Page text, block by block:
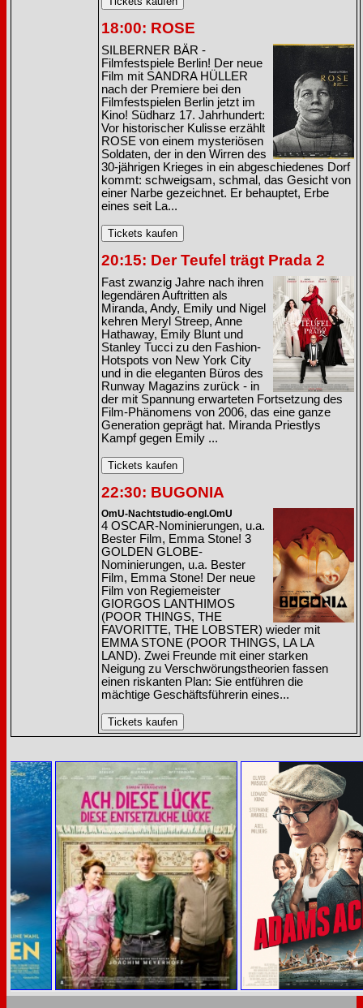
18:00: ROSE
SILBERNER BÄR -
Filmfestspiele Berlin! Der neue
Film mit SANDRA HÜLLER
nach der Premiere bei den
Filmfestspielen Berlin jetzt im
Kino! Südharz 17. Jahrhundert:
Vor historischer Kulisse erzählt
ROSE von einem mysteriösen
Soldaten, der in den Wirren des
30-jährigen Krieges in ein abgeschiedenes Dorf
kommt: schweigsam, schmal, das Gesicht von
einer Narbe gezeichnet. Er behauptet, Erbe
eines seit La...
20:15: Der Teufel trägt Prada 2
Fast zwanzig Jahre nach ihren
legendären Auftritten als
Miranda, Andy, Emily und Nigel
kehren Meryl Streep, Anne
Hathaway, Emily Blunt und
Stanley Tucci zu den Fashion-
Hotspots von New York City
und in die eleganten Büros des
Runway Magazins zurück - in
der mit Spannung erwarteten Fortsetzung des
Film-Phänomens von 2006, das eine ganze
Generation geprägt hat. Miranda Priestlys
Kampf gegen Emily ...
22:30: BUGONIA
OmU-Nachtstudio-engl.OmU
4 OSCAR-Nominierungen, u.a.
Bester Film, Emma Stone! 3
GOLDEN GLOBE-
Nominierungen, u.a. Bester
Film, Emma Stone! Der neue
Film von Regiemeister
GIORGOS LANTHIMOS
(POOR THINGS, THE
FAVORITTE, THE LOBSTER) wieder mit
EMMA STONE (POOR THINGS, LA LA
LAND). Zwei Freunde mit einer starken
Neigung zu Verschwörungstheorien fassen
einen riskanten Plan: Sie entführen die
mächtige Geschäftsführerin eines...